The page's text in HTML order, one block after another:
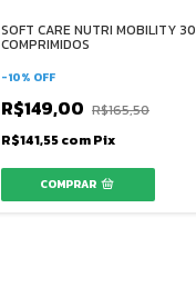
SOFT CARE NUTRI MOBILITY 30
COMPRIMIDOS
-10% OFF
R$149,00 R$165,50
R$141,55comPix